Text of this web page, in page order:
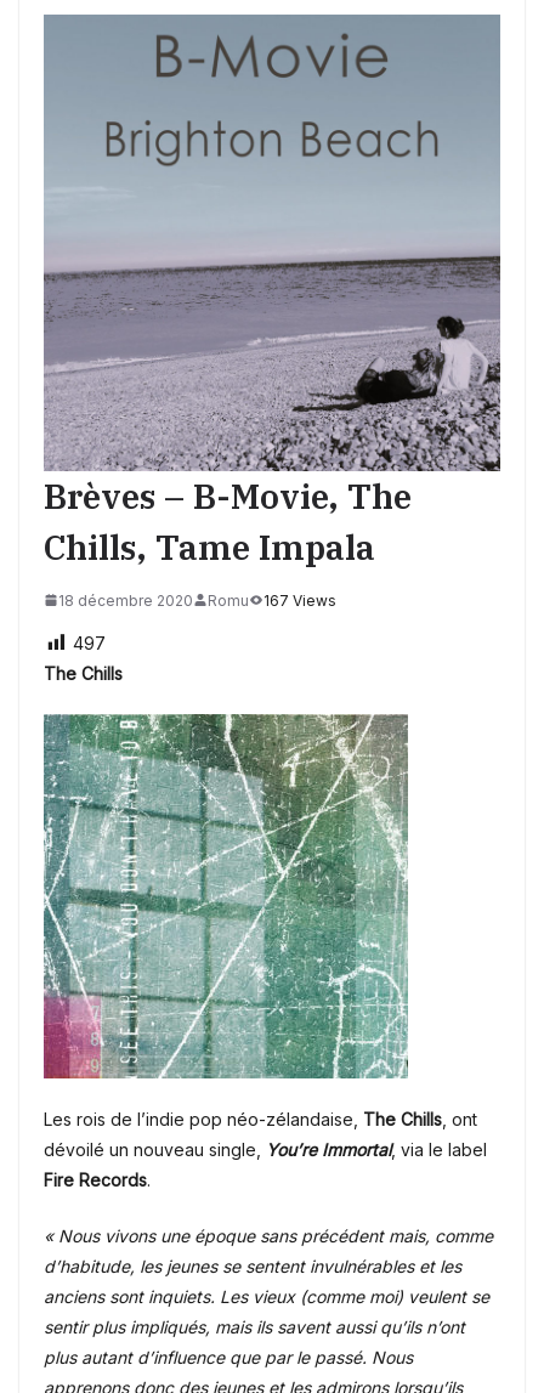
Brèves – B-Movie, The
Chills, Tame Impala
18 décembre 2020 Romu 167 Views
497
The Chills
Les rois de l’indie pop néo-zélandaise, The Chills , ont
dévoilé un nouveau single,
You’re Immortal, via le label
Fire Records.
« Nous vivons une époque sans précédent mais, comme
d’habitude, les jeunes se sentent invulnérables et les
anciens sont inquiets. Les vieux (comme moi) veulent se
sentir plus impliqués, mais ils savent aussi qu’ils n’ont
plus autant d’influence que par le passé. Nous
apprenons donc des jeunes et les admirons lorsqu’ils